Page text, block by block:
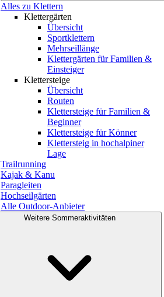
Alles zu Klettern
Klettergärten
Übersicht
Sportklettern
Mehrseillänge
Klettergärten für Familien &
Einsteiger
Klettersteige
Übersicht
Routen
Klettersteige für Familien &
Beginner
Klettersteige für Könner
Klettersteig in hochalpiner
Lage
Trailrunning
Kajak & Kanu
Paragleiten
Hochseilgärten
Alle Outdoor-Anbieter
Weitere Sommeraktivitäten